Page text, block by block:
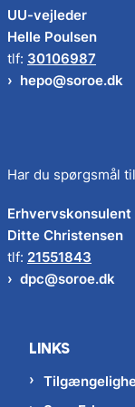
UU-vejleder
Helle Poulsen
tlf: 30106987
hepo@soroe.dk
Har du spørgsmål
Erhvervskonsulent
Ditte Christensen
tlf: 21551843
dpc@soroe.dk
LINKS